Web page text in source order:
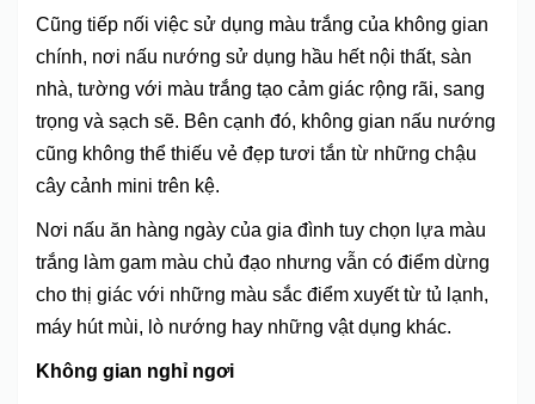
Cũng tiếp nối việc sử dụng màu trắng của không gian
chính, nơi nấu nướng sử dụng hầu hết nội thất, sàn
nhà, tường với màu trắng tạo cảm giác rộng rãi, sang
trọng và sạch sẽ. Bên cạnh đó, không gian nấu nướng
cũng không thể thiếu vẻ đẹp tươi tắn từ những chậu
cây cảnh mini trên kệ.
Nơi nấu ăn hàng ngày của gia đình tuy chọn lựa màu
trắng làm gam màu chủ đạo nhưng vẫn có điểm dừng
cho thị giác với những màu sắc điểm xuyết từ tủ lạnh,
máy hút mùi, lò nướng hay những vật dụng khác.
Không gian nghỉ ngơi